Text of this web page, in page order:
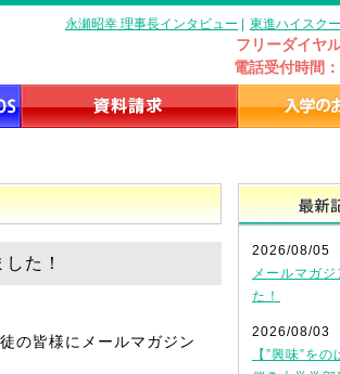
永瀬昭幸 理事長インタビュー 東進ハイスク
フリーダイヤ
電話受付時間
た！
の皆様にメールマガジン
2026/08/05
メールマガ
た！
2026/08/03
【”興味”を